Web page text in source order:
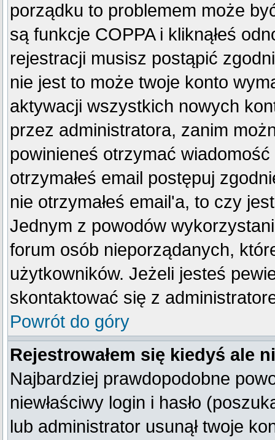
porządku to problemem może
są funkcje COPPA i kliknąłeś
rejestracji musisz postąpić
nie jest to może twoje konto
aktywacji wszystkich nowych
przez administratora, zanim
powinieneś otrzymać
otrzymałeś email postępuj
nie otrzymałeś email'a, to czy
Jednym z powodów
forum osób nieporządanych,
użytkowników. Jeżeli jesteś
skontaktować się z
Powrót do góry
Rejestrowałem się kiedyś ale
Najbardziej prawdopodobne
niewłaściwy login i hasło
lub administrator usunął twoje